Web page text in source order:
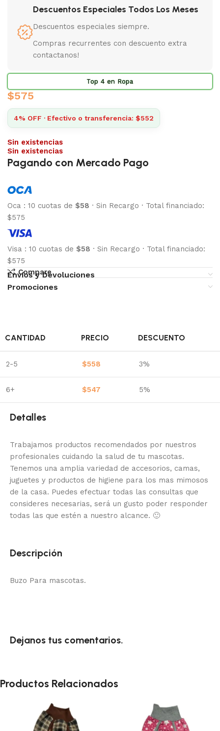
Descuentos Especiales Todos Los Meses
Descuentos especiales siempre.
Compras recurrentes con descuento extra
contactanos!
Top 4 en Ropa
$575
4% OFF · Efectivo o transferencia: $552
Sin existencias
Sin existencias
Pagando con Mercado Pago
Oca : 10 cuotas de $58 · Sin Recargo · Total financiado:
$575
Visa : 10 cuotas de $58 · Sin Recargo · Total financiado:
$575
Compare
Envíos y Devoluciones
Promociones
CANTIDAD PRECIO DESCUENTO
2-5 $558 3%
6+ $547 5%
Detalles
Trabajamos productos recomendados por nuestros
profesionales cuidando la salud de tu mascotas.
Tenemos una amplia variedad de accesorios, camas,
juguetes y productos de higiene para los mas mimosos
de la casa. Puedes efectuar todas las consultas que
consideres necesarias, será un gusto poder responder
todas las que estén a nuestro alcance. 🙂
Descripción
Buzo Para mascotas.
Dejanos tus comentarios.
Productos Relacionados